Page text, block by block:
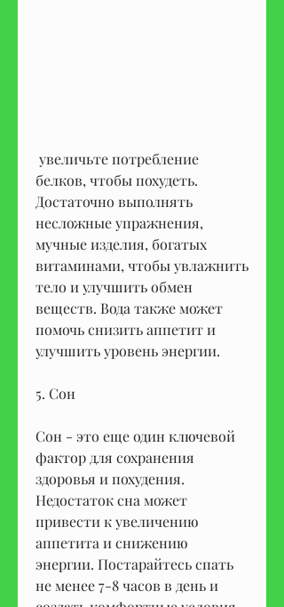
белков, чтобы похудеть.
Достаточно выполнять
несложные упражнения,
мучные изделия, богатых
витаминами, чтобы увлажнить
тело и улучшить обмен
веществ. Вода также может
помочь снизить аппетит и
улучшить уровень энергии.
5. Сон
Сон - это еще один ключевой
фактор для сохранения
здоровья и похудения.
Недостаток сна может
привести к увеличению
аппетита и снижению
энергии. Постарайтесь спать
не менее 7-8 часов в день и